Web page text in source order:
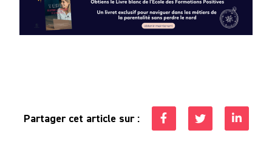
Partager cet article sur :